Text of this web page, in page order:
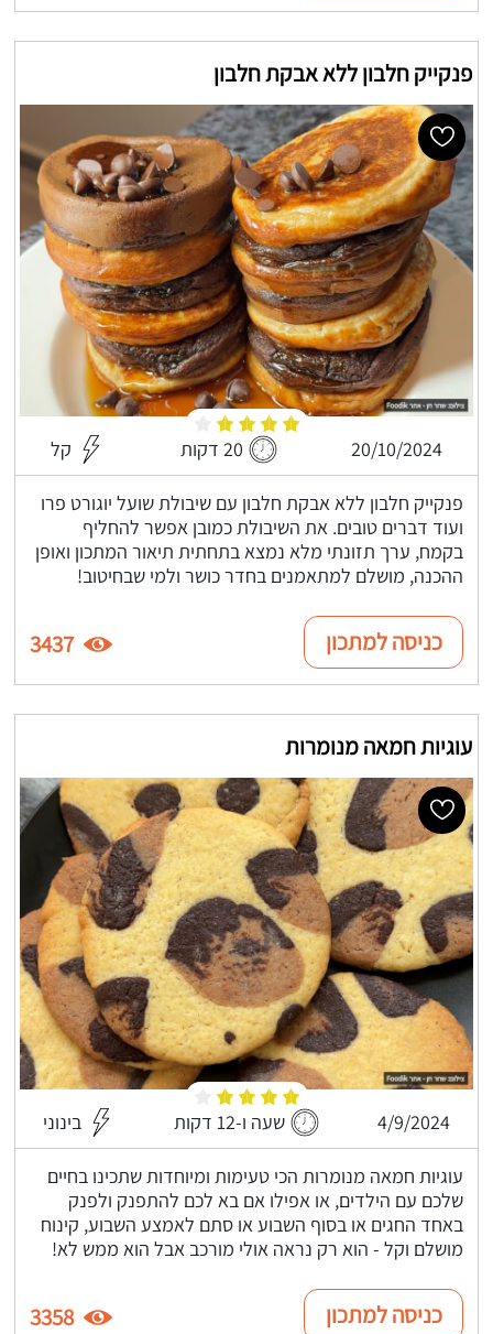
פנקייק חלבון ללא אבקת חלבון
20/10/2024 20 דקות קל
פנקייק חלבון ללא אבקת חלבון עם שיבולת שועל יוגורט פרו
ועוד דברים טובים. את השיבולת כמובן אפשר להחליף
בקמח, ערך תזונתי מלא נמצא בתחתית תיאור המתכון ואופן
ההכנה, מושלם למתאמנים בחדר כושר ולמי שבחיטוב!
כניסה למתכון 3437
עוגיות חמאה מנומרות
4/9/2024 שעה ו-12 דקות בינוני
עוגיות חמאה מנומרות הכי טעימות ומיוחדות שתכינו בחיים
שלכם עם הילדים, או אפילו אם בא לכם להתפנק ולפנק
באחד החגים או בסוף השבוע או סתם לאמצע השבוע, קינוח
מושלם וקל - הוא רק נראה אולי מורכב אבל הוא ממש לא!
כניסה למתכון 3358